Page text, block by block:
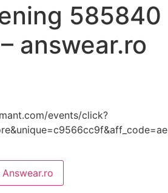
585840
answear.ro
events/click?